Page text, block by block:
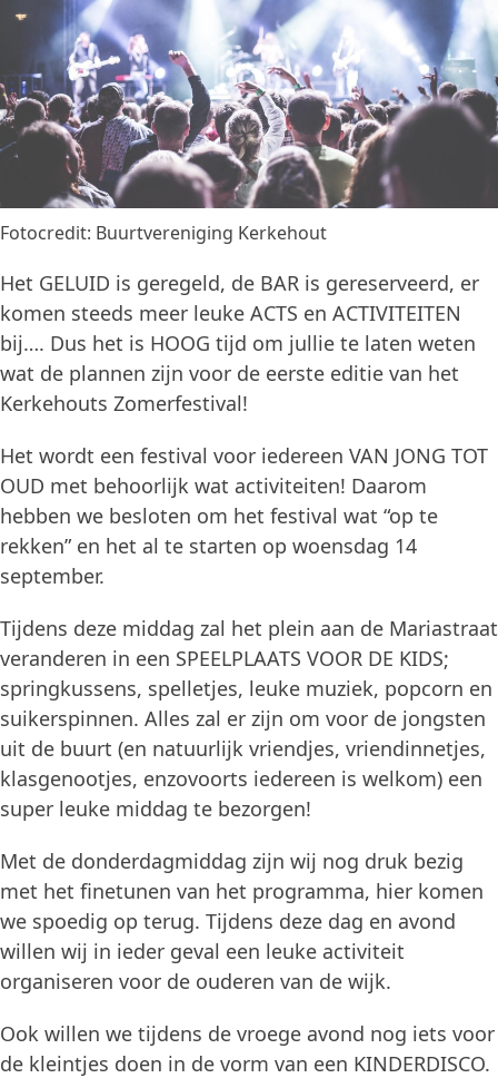
Fotocredit: Buurtvereniging Kerkehout
Het GELUID is geregeld, de BAR is gereserveerd, er
komen steeds meer leuke ACTS en ACTIVITEITEN
bij…. Dus het is HOOG tijd om jullie te laten weten
wat de plannen zijn voor de eerste editie van het
Kerkehouts Zomerfestival!
Het wordt een festival voor iedereen VAN JONG TOT
OUD met behoorlijk wat activiteiten! Daarom
hebben we besloten om het festival wat “op te
rekken” en het al te starten op woensdag 14
september.
Tijdens deze middag zal het plein aan de Mariastraat
veranderen in een SPEELPLAATS VOOR DE KIDS;
springkussens, spelletjes, leuke muziek, popcorn en
suikerspinnen. Alles zal er zijn om voor de jongsten
uit de buurt (en natuurlijk vriendjes, vriendinnetjes,
klasgenootjes, enzovoorts iedereen is welkom) een
super leuke middag te bezorgen!
Met de donderdagmiddag zijn wij nog druk bezig
met het finetunen van het programma, hier komen
we spoedig op terug. Tijdens deze dag en avond
willen wij in ieder geval een leuke activiteit
organiseren voor de ouderen van de wijk.
Ook willen we tijdens de vroege avond nog iets voor
de kleintjes doen in de vorm van een KINDERDISCO.